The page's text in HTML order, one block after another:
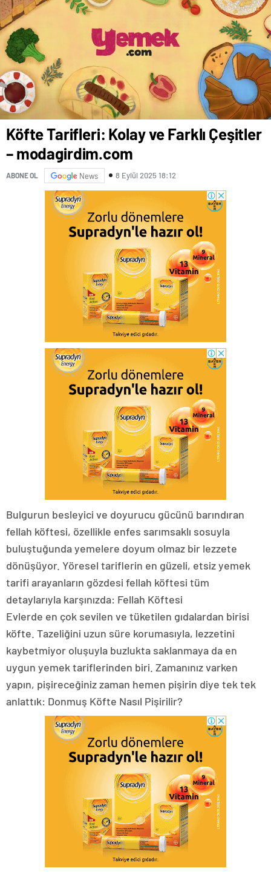
Köfte Tarifleri: Kolay ve Farklı Çeşitler
– modagirdim.com
ABONE OL News 8 Eylül 2025 18:12
Bulgurun besleyici ve doyurucu gücünü barındıran
fellah köftesi, özellikle enfes sarımsaklı sosuyla
buluştuğunda yemelere doyum olmaz bir lezzete
dönüşüyor. Yöresel tariflerin en güzeli, etsiz yemek
tarifi arayanların gözdesi fellah köftesi tüm
detaylarıyla karşınızda: Fellah Köftesi
Evlerde en çok sevilen ve tüketilen gıdalardan birisi
köfte. Tazeliğini uzun süre korumasıyla, lezzetini
kaybetmiyor oluşuyla buzlukta saklanmaya da en
uygun yemek tariflerinden biri. Zamanınız varken
yapın, pişireceğiniz zaman hemen pişirin diye tek tek
anlattık: Donmuş Köfte Nasıl Pişirilir?